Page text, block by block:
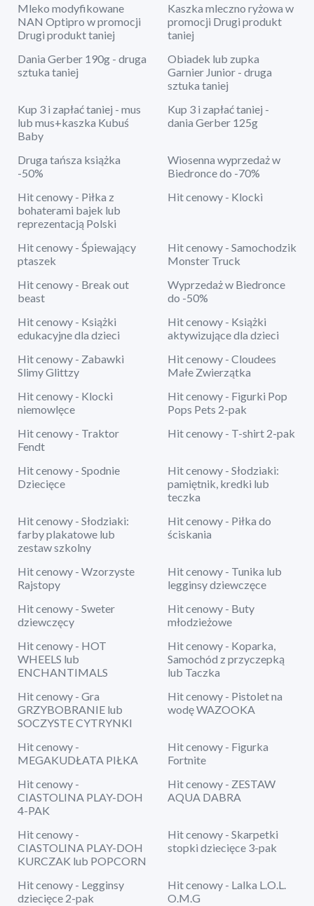
Mleko modyfikowane
NAN Optipro w promocji
Drugi produkt taniej
Kaszka mleczno ryżowa w
promocji Drugi produkt
taniej
Dania Gerber 190g - druga
sztuka taniej
Obiadek lub zupka
Garnier Junior - druga
sztuka taniej
Kup 3 i zapłać taniej - mus
lub mus+kaszka Kubuś
Baby
Kup 3 i zapłać taniej -
dania Gerber 125g
Druga tańsza książka
-50%
Wiosenna wyprzedaż w
Biedronce do -70%
Hit cenowy - Piłka z
bohaterami bajek lub
reprezentacją Polski
Hit cenowy - Klocki
Hit cenowy - Śpiewający
ptaszek
Hit cenowy - Samochodzik
Monster Truck
Hit cenowy - Break out
beast
Wyprzedaż w Biedronce
do -50%
Hit cenowy - Książki
edukacyjne dla dzieci
Hit cenowy - Książki
aktywizujące dla dzieci
Hit cenowy - Zabawki
Slimy Glittzy
Hit cenowy - Cloudees
Małe Zwierzątka
Hit cenowy - Klocki
niemowlęce
Hit cenowy - Figurki Pop
Pops Pets 2-pak
Hit cenowy - Traktor
Fendt
Hit cenowy - T-shirt 2-pak
Hit cenowy - Spodnie
Dziecięce
Hit cenowy - Słodziaki:
pamiętnik, kredki lub
teczka
Hit cenowy - Słodziaki:
farby plakatowe lub
zestaw szkolny
Hit cenowy - Piłka do
ściskania
Hit cenowy - Wzorzyste
Rajstopy
Hit cenowy - Tunika lub
legginsy dziewczęce
Hit cenowy - Sweter
dziewczęcy
Hit cenowy - Buty
młodzieżowe
Hit cenowy - HOT
WHEELS lub
ENCHANTIMALS
Hit cenowy - Koparka,
Samochód z przyczepką
lub Taczka
Hit cenowy - Gra
GRZYBOBRANIE lub
SOCZYSTE CYTRYNKI
Hit cenowy - Pistolet na
wodę WAZOOKA
Hit cenowy -
MEGAKUDŁATA PIŁKA
Hit cenowy - Figurka
Fortnite
Hit cenowy -
CIASTOLINA PLAY-DOH
4-PAK
Hit cenowy - ZESTAW
AQUA DABRA
Hit cenowy -
CIASTOLINA PLAY-DOH
KURCZAK lub POPCORN
Hit cenowy - Skarpetki
stopki dziecięce 3-pak
Hit cenowy - Legginsy
dziecięce 2-pak
Hit cenowy - Lalka L.O.L.
O.M.G